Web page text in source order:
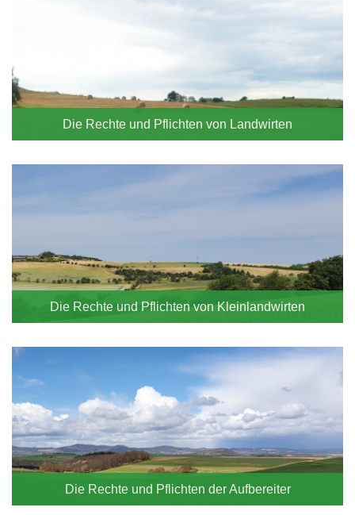
Die Rechte und Pflichten von Landwirten
Die Rechte und Pflichten von Kleinlandwirten
Die Rechte und Pflichten der Aufbereiter